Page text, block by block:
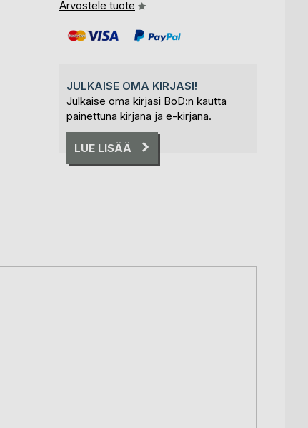
Arvostele tuote
JULKAISE OMA KIRJASI!
Julkaise oma kirjasi BoD:n kautta
painettuna kirjana ja e-kirjana.
LUE LISÄÄ